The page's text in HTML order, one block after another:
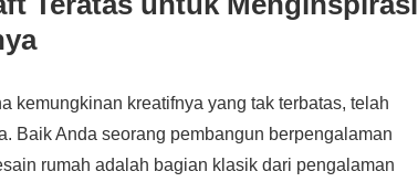
kemungkinan kreatifnya yang tak terbatas, telah
Baik Anda seorang pembangun berpengalaman
rumah adalah bagian klasik dari pengalaman